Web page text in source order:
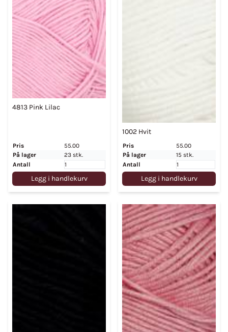
4813 Pink Lilac
Pris
55.00
På lager
23 stk.
Antall
Legg i handlekurv
1002 Hvit
Pris
55.00
På lager
15 stk.
Antall
Legg i handlekurv